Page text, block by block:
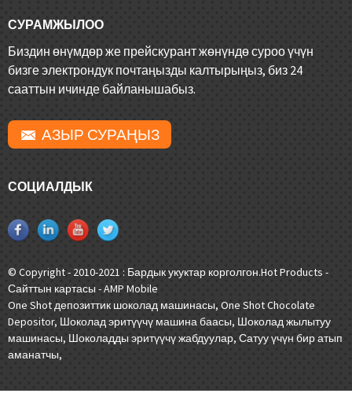
СУРАМЖЫЛОО
Биздин өнүмдөр же прейскурант жөнүндө суроо үчүн
бизге электрондук почтаңызды калтырыңыз, биз 24
сааттын ичинде байланышабыз.
АЗЫР СУРАҢЫЗ
СОЦИАЛДЫК
© Copyright - 2010-2021 : Бардык укуктар корголгон.Hot Products -
Сайттын картасы -AMP Mobile
One Shot депозиттик шоколад машинасы, One Shot Chocolate
Depositor, Шоколад эритүүчү машина баасы, Шоколад жылытуу
машинасы, Шоколадды эритүүчү жабдуулар, Сатуу үчүн бир атып
аманатчы,